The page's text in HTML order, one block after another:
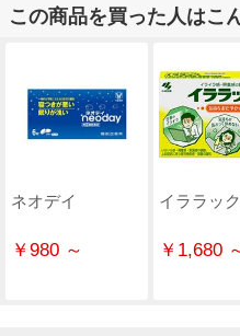
この商品を買った人はこ
ネオデイ
￥980 ～
イララック
￥1,680